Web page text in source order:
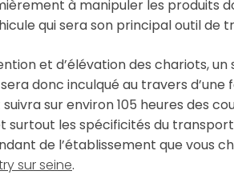
à manipuler les produits
qui sera son principal outil de
et d’élévation des chariots,
donc inculqué au travers d’une
sur environ 105 heures des
les spécificités du
de l’établissement que vous
sur seine.